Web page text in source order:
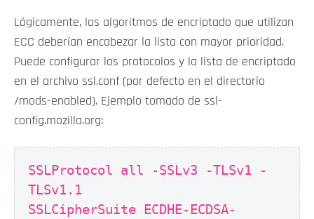
Lógicamente, los algoritmos de encriptado que utilizan
ECC deberían encabezar la lista con mayor prioridad.
Puede configurar los protocolos y la lista de encriptado
en el archivo ssl.conf (por defecto en el directorio
/mods-enabled). Ejemplo tomado de ssl-
config.mozilla.org:
SSLProtocol all -SSLv3 -TLSv1 -
TLSv1.1
SSLCipherSuite ECDHE-ECDSA-